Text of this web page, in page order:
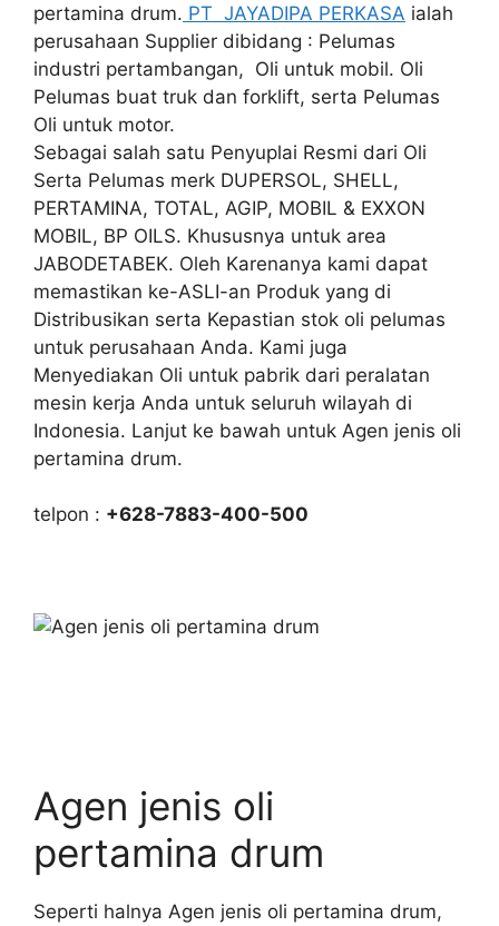
pertamina drum. PT JAYADIPA PERKASA ialah
perusahaan Supplier dibidang : Pelumas
industri pertambangan, Oli untuk mobil. Oli
Pelumas buat truk dan forklift, serta Pelumas
Oli untuk motor.
Sebagai salah satu Penyuplai Resmi dari Oli
Serta Pelumas merk DUPERSOL, SHELL,
PERTAMINA, TOTAL, AGIP, MOBIL & EXXON
MOBIL, BP OILS. Khususnya untuk area
JABODETABEK. Oleh Karenanya kami dapat
memastikan ke-ASLI-an Produk yang di
Distribusikan serta Kepastian stok oli pelumas
untuk perusahaan Anda. Kami juga
Menyediakan Oli untuk pabrik dari peralatan
mesin kerja Anda untuk seluruh wilayah di
Indonesia. Lanjut ke bawah untuk Agen jenis oli
pertamina drum.
telpon : +628-7883-400-500
Agen jenis oli
pertamina drum
Seperti halnya Agen jenis oli pertamina drum,